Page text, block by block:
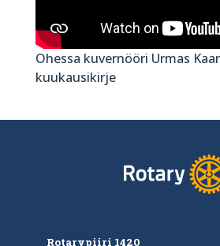
Ohessa kuvernööri Urmas
kuukausikirje
Rotarypiiri 1420